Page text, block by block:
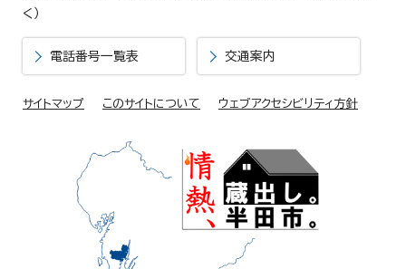
く）
電話番号一覧表 交通案内
サイトマップ このサイトについて ウェブアクセシビリティ方針